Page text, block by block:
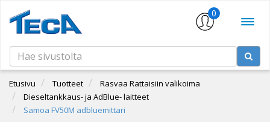
0
Etusivu Tuotteet
Rasvaa Rattaisiin valikoima
Dieseltankkaus- ja AdBlue- laitteet
Samoa FV50M adbluemittari